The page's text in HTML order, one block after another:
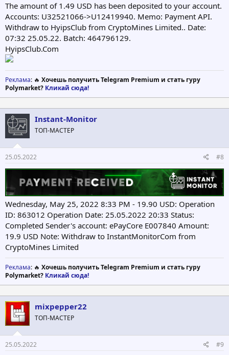
The amount of 1.49 USD has been deposited to your account.
Accounts: U32521066->U12419940. Memo: Payment API.
Withdraw to HyipsClub from CryptoMines Limited.. Date:
07:32 25.05.22. Batch: 464796129.
HyipsClub.Com
Реклама: 🔥 Хочешь получить Telegram Premium и стать гуру
Polymarket? Кликай сюда!
Instant-Monitor
ТОП-МАСТЕР
25.05.2022 #8
Wednesday, May 25, 2022 8:33 PM - 19.90 USD: Operation
ID: 863012 Operation Date: 25.05.2022 20:33 Status:
Completed Sender's account: ePayCore E007840 Amount:
19.9 USD Note: Withdraw to InstantMonitorCom from
CryptoMines Limited
Реклама: 🔥 Хочешь получить Telegram Premium и стать гуру
Polymarket? Кликай сюда!
mixpepper22
ТОП-МАСТЕР
25.05.2022 #9